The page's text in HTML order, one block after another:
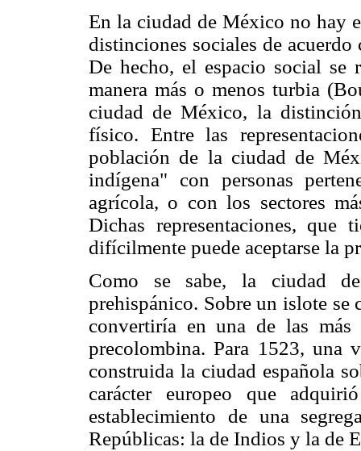
En la ciudad de México no hay
distinciones sociales de
De hecho, el espacio social se
manera más o menos turbia
ciudad de México, la
físico. Entre las
población de la ciudad de
indígena" con personas
agrícola, o con los sectores
Dichas representaciones, que
difícilmente puede aceptarse la
Como se sabe, la ciudad
prehispánico. Sobre un islote se
convertiría en una de las más
precolombina. Para 1523, una
construida la ciudad española
carácter europeo que
establecimiento de una
Repúblicas: la de Indios y la de